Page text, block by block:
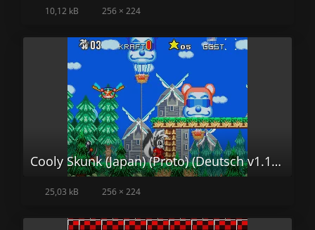
10,12 kB 256 × 224
Cooly Skunk (Japan) (Proto) (Deutsch v1.18 by Ice Man, denim) (Password v1.10 by denim)002.png
25,03 kB 256 × 224